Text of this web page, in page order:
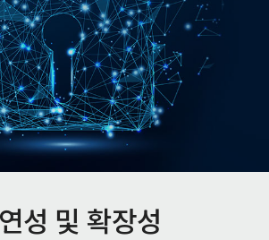
성 및 확장성